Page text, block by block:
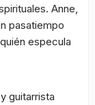
Anne,
pasatiempo
especula
guitarrista